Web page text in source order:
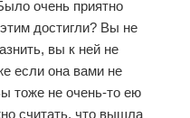
очень приятно
достигли? Вы не
вы к ней не
если она вами не
тоже не очень-то ею
считать, что вышла